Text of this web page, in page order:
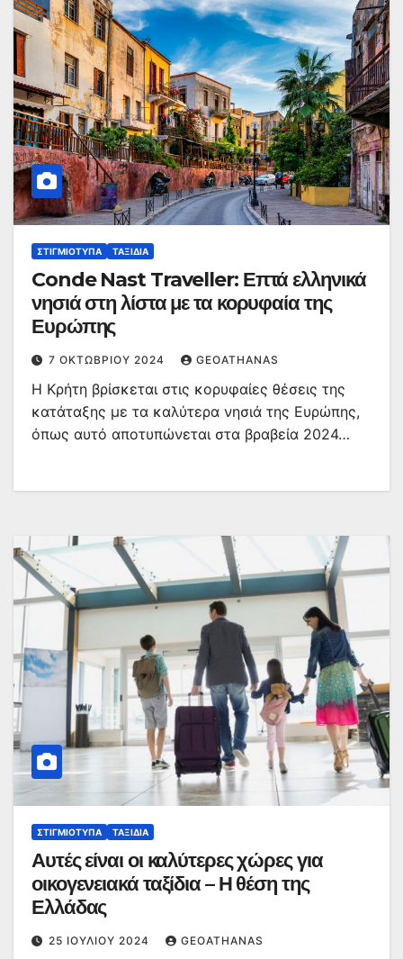
ΣΤΙΓΜΙΌΤΥΠΑ ΤΑΞΊΔΙΑ
Conde Nast Traveller: Επτά ελληνικά
νησιά στη λίστα με τα κορυφαία της
Ευρώπης
7 ΟΚΤΩΒΡΊΟΥ 2024 GEOATHANAS
Η Κρήτη βρίσκεται στις κορυφαίες θέσεις της
κατάταξης με τα καλύτερα νησιά της Ευρώπης,
όπως αυτό αποτυπώνεται στα βραβεία 2024…
ΣΤΙΓΜΙΌΤΥΠΑ ΤΑΞΊΔΙΑ
Αυτές είναι οι καλύτερες χώρες για
οικογενειακά ταξίδια – Η θέση της
Ελλάδας
25 ΙΟΥΛΊΟΥ 2024 GEOATHANAS